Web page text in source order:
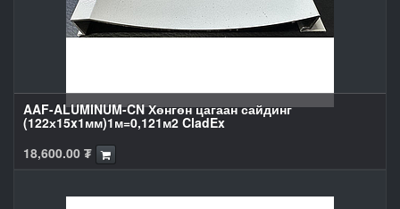
AAF-ALUMINUM-CN Хөнгөн цагаан сайдинг
(122х15x1мм)1м=0,121м2 CladEx
18,600.00 ₮